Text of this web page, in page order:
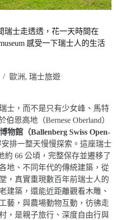
瑞士走透透，花一天時間在
感受一下瑞士人的生活
歐洲, 瑞士旅遊
士，而不是只有少女峰、馬特
恩高地（Bernese Oberland）
物館（Ballenberg Swiss Open-
排一整天慢慢探索。這座瑞士
約 66 公頃，完整保存並遷移了
地、不同年代的傳統建築，從
，真實重現數百年前瑞士人的
建築，還能近距離觀看木雕、
藝，與農場動物互動，彷彿走
，是親子旅行、深度自由行與